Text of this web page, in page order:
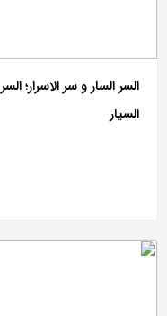
السر السار و سر الاسرار؛ السر
السیار